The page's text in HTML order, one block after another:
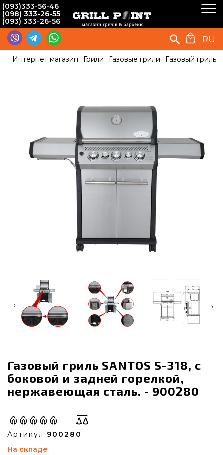
(093)333-56-46
(098) 333-26-55
(093) 333-26-56
RU
Интернет магазин Грили Газовые грили Газовый гриль
‹ ›
Газовый гриль SANTOS S-318, с
боковой и задней горелкой,
нержавеющая сталь. - 900280
Артикул 900280
На складе